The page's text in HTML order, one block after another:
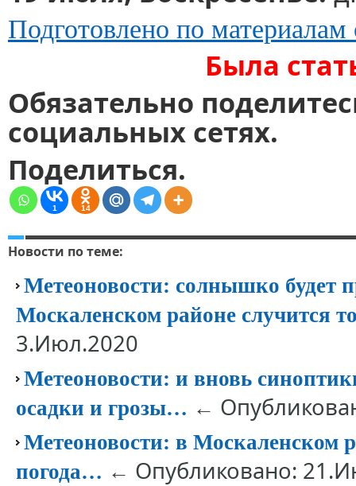
Подготовлено по
Была
Обязательно
социальных сетях.
Поделиться.
1 14
Новости по теме:
Метеоновости: солнышко будет
Москаленском районе случится
3.Июл.2020
Метеоновости: и вновь
осадки и грозы… ←
Метеоновости: в Москаленском
погода… ← Опубликовано: